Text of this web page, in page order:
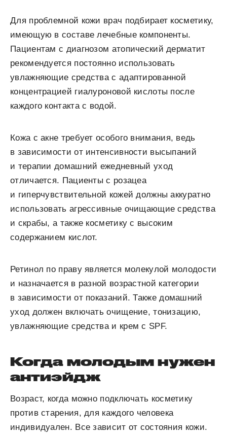
Для проблемной кожи врач подбирает косметику,
имеющую в составе лечебные компоненты.
Пациентам с диагнозом атопический дерматит
рекомендуется постоянно использовать
увлажняющие средства с адаптированной
концентрацией гиалуроновой кислоты после
каждого контакта с водой.
Кожа с акне требует особого внимания, ведь
в зависимости от интенсивности высыпаний
и терапии домашний ежедневный уход
отличается. Пациенты с розацеа
и гиперчувствительной кожей должны аккуратно
использовать агрессивные очищающие средства
и скрабы, а также косметику с высоким
содержанием кислот.
Ретинол по праву является молекулой молодости
и назначается в разной возрастной категории
в зависимости от показаний. Также домашний
уход должен включать очищение, тонизацию,
увлажняющие средства и крем с SPF.
Когда молодым нужен
антиэйдж
Возраст, когда можно подключать косметику
против старения, для каждого человека
индивидуален. Все зависит от состояния кожи.